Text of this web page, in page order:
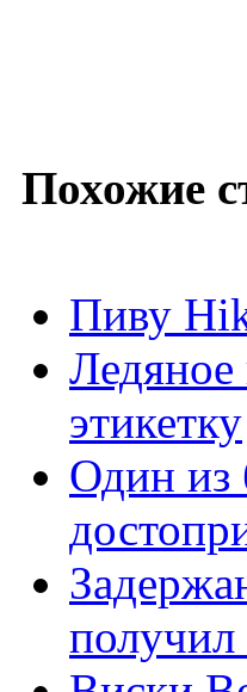
Похожие
Пиву
этикетку
Один из